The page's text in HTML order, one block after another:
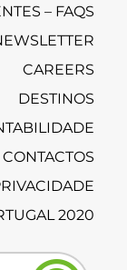
– FAQS
CAREERS
DESTINOS
CONTACTOS
2020